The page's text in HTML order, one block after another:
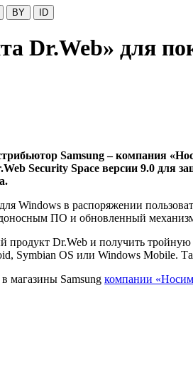
BY ID
Dr.Web» для
Samsung – компания
Security Space версии 9.0
Windows в распоряжении
ПО и обновленный
Dr.Web и получить
Symbian OS или Windows
магазины Samsung компании